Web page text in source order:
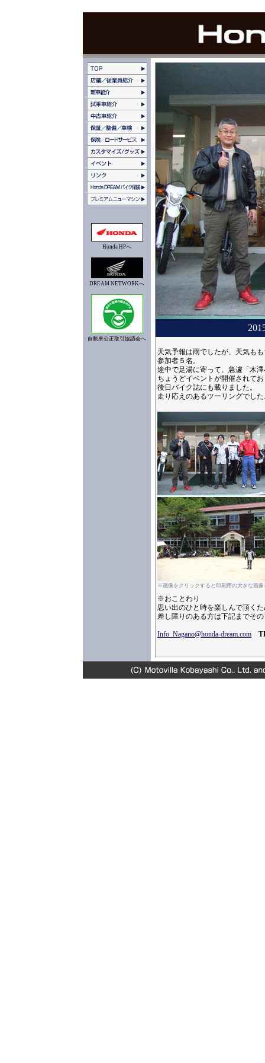
Honda HPへ
DREAM NETWORKへ
自動車公正取引協議会へ
天気予報は雨でしたが、天気も
参加者５名。
途中で足湯に寄って、急遽「木
ちょうどイベントが開催されて
後日バイク誌にも載りました。
走り応えのあるツーリングでし
※画像をクリックすると印刷用の大きな画像
※おことわり
思い出のひと時を楽しんで頂く
差し障りのある方は下記までそ
Info_Nagano@honda-dream.com